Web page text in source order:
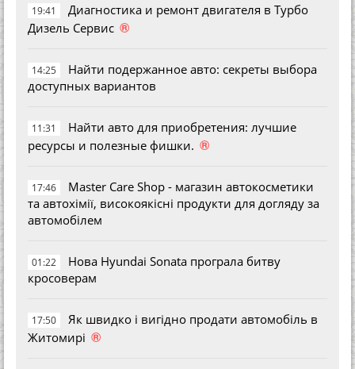
19:41
Диагностика и ремонт двигателя в Турбо
Дизель Сервис ®
14:25
Найти подержанное авто: секреты выбора
доступных вариантов
11:31
Найти авто для приобретения: лучшие
ресурсы и полезные фишки. ®
17:46
Master Care Shop - магазин автокосметики
та автохімії, високоякісні продукти для догляду за
автомобілем
01:22
Нова Hyundai Sonata програла битву
кросоверам
17:50
Як швидко і вигідно продати автомобіль в
Житомирі ®